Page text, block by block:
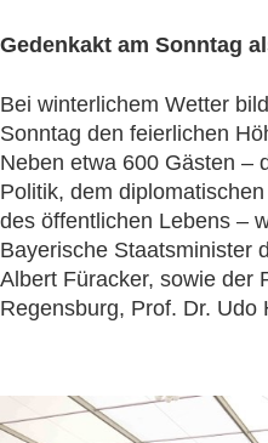
Gedenkakt am Sonntag
Bei winterlichem Wetter
Sonntag den feierlichen
Neben etwa 600 Gästen –
Politik, dem
des öffentlichen Lebens –
Bayerische Staatsminister
Albert Füracker, sowie der
Regensburg, Prof. Dr. Udo